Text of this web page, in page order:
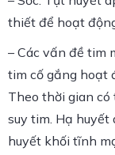
thiết để hoạt
– Các vấn đề tim
tim cố gắng hoạt
Theo thời gian
suy tim. Hạ huyết
huyết khối tĩnh